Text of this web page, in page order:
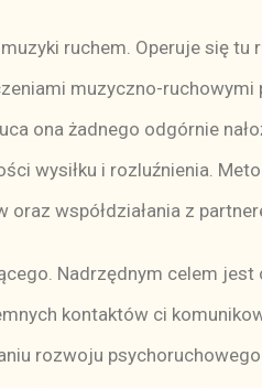
ruchem. Operuje się
muzyczno-
ona żadnego odgórnie
wysiłku i rozluźnienia.
oraz współdziałania z
Nadrzędnym celem
kontaktów ci
rozwoju